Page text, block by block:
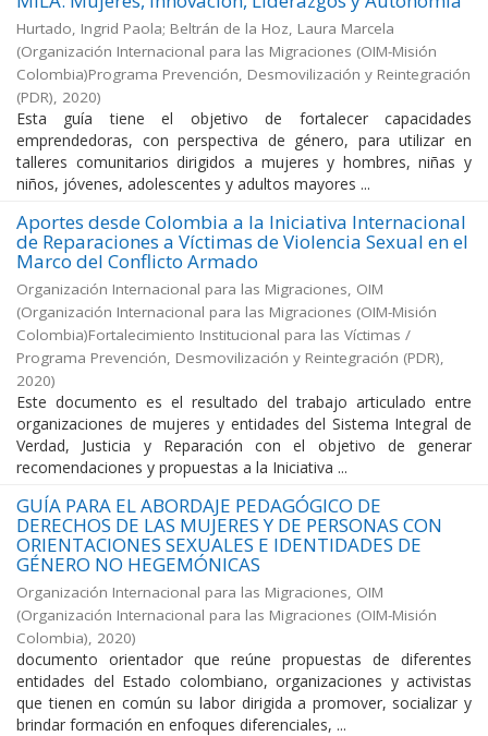
Hurtado, Ingrid Paola; Beltrán de la Hoz, Laura Marcela
(Organización Internacional para las Migraciones (OIM-Misión
Colombia)Programa Prevención, Desmovilización y Reintegración
(PDR), 2020)
Esta guía tiene el objetivo de fortalecer capacidades
emprendedoras, con perspectiva de género, para utilizar en
talleres comunitarios dirigidos a mujeres y hombres, niñas y
niños, jóvenes, adolescentes y adultos mayores ...
Aportes desde Colombia a la Iniciativa Internacional
de Reparaciones a Víctimas de Violencia Sexual en el
Marco del Conflicto Armado
Organización Internacional para las Migraciones, OIM
(Organización Internacional para las Migraciones (OIM-Misión
Colombia)Fortalecimiento Institucional para las Víctimas /
Programa Prevención, Desmovilización y Reintegración (PDR),
2020)
Este documento es el resultado del trabajo articulado entre
organizaciones de mujeres y entidades del Sistema Integral de
Verdad, Justicia y Reparación con el objetivo de generar
recomendaciones y propuestas a la Iniciativa ...
GUÍA PARA EL ABORDAJE PEDAGÓGICO DE
DERECHOS DE LAS MUJERES Y DE PERSONAS CON
ORIENTACIONES SEXUALES E IDENTIDADES DE
GÉNERO NO HEGEMÓNICAS
Organización Internacional para las Migraciones, OIM
(Organización Internacional para las Migraciones (OIM-Misión
Colombia), 2020)
documento orientador que reúne propuestas de diferentes
entidades del Estado colombiano, organizaciones y activistas
que tienen en común su labor dirigida a promover, socializar y
brindar formación en enfoques diferenciales, ...